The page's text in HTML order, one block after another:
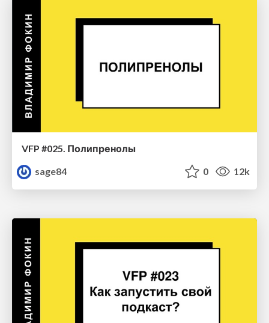
VFP #025. Полипренолы
sage84
0 12k